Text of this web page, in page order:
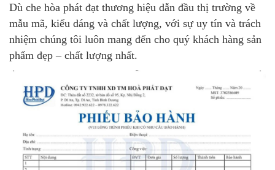
Dù che hòa phát đạt thương hiệu dẫn đầu thị trường về
mẫu mã, kiểu dáng và chất lượng, với sự uy tín và trách
nhiệm chúng tôi luôn mang đến cho quý khách hàng sản
phẩm đẹp – chất lượng nhất.